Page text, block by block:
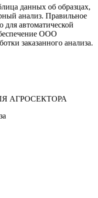
данных об образцах,
анализ. Правильное
для автоматической
ООО
заказанного анализа.
АГРОСЕКТОРА